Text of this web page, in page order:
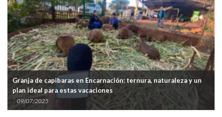
en Encarnación: ternura, naturaleza y un
estas vacaciones
La EBY
invierno
13/06/2025